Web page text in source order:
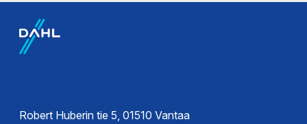
Robert Huberin tie 5, 01510 Vantaa